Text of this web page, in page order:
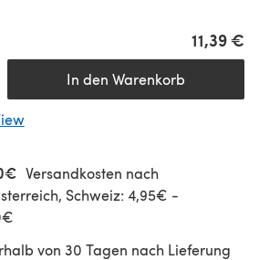
11,39 €
In den Warenkorb
Versandkosten nach
Schweiz: 4,95€ -
von 30 Tagen nach Lieferung